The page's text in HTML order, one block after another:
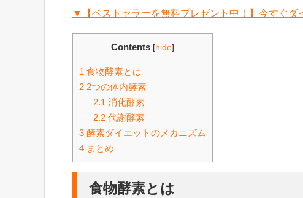
▼【ベストセラーを無料プレゼント中！】今すぐ
Contents [hide]
1 食物酵素とは
2 2つの体内酵素
2.1 消化酵素
2.2代謝酵素
3 酵素ダイエットのメカニズム
4 まとめ
食物酵素とは